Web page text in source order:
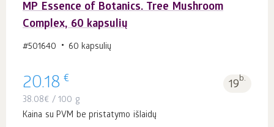
MP Essence of Botanics. Tree Mushroom
Complex, 60 kapsulių
#501640 60 kapsulių
20.18 € 19b.
38.08€ / 100 g
Kaina su PVM be pristatymo išlaidų